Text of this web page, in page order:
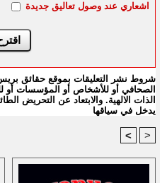
اشعاري عند وصول تعاليق جديدة
شروط نشر التعليقات بموقع حقائق
الصحافي أو للأشخاص أو المؤسسات أو
الذات الالهية. والابتعاد عن التحريض
يدخل في سياقها
< >